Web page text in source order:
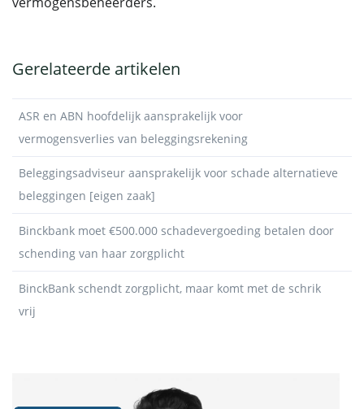
Gerelateerde artikelen
ASR en ABN hoofdelijk aansprakelijk voor
vermogensverlies van beleggingsrekening
Beleggingsadviseur aansprakelijk voor schade alternatieve
beleggingen [eigen zaak]
Binckbank moet €500.000 schadevergoeding betalen door
schending van haar zorgplicht
BinckBank schendt zorgplicht, maar komt met de schrik
vrij